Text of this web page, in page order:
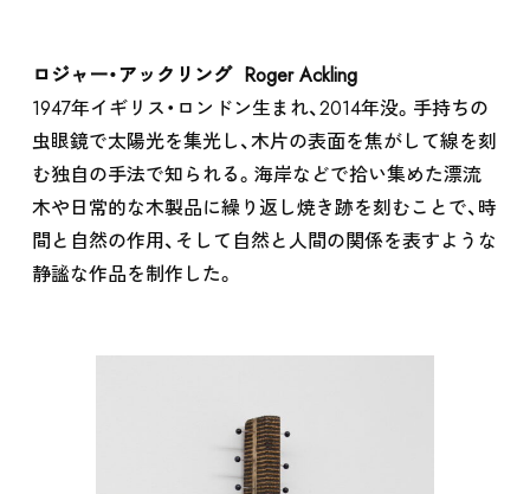
SCHOOL
ロジャー・アックリング Roger Ackling
1947年イギリス・ロンドン生まれ、2014年没。手持ちの
虫眼鏡で太陽光を集光し、木片の表面を焦がして線を刻
む独自の手法で知られる。海岸などで拾い集めた漂流
木や日常的な木製品に繰り返し焼き跡を刻むことで、時
間と自然の作用、そして自然と人間の関係を表すような
静謐な作品を制作した。